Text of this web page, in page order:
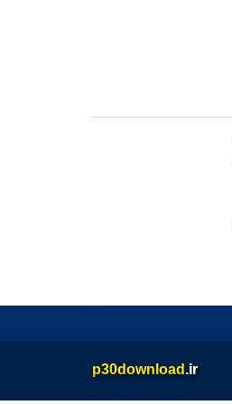
p30download